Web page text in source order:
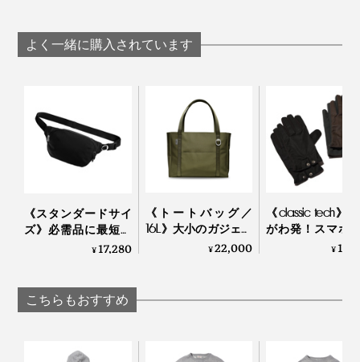
1937〜1938 FALL & WINTER CATALOG
また、アイビーリーグの大学名や個人名が胸に印刷され
りのあるアイビーリーグの学生たちに支持されていたこ
とが想像できます。
Made in Japanで｜
A.G. Spalding & Bros
Made in Japanで｜
A.G. Spalding & Bros
よく一緒に購入されています
《スタンダードサイ
ズ》必需品に最短ア
クセス、誰でも整理
Orbitkey
¥17,280
《トートバッグ／
16L》大小のガジェッ
トに住所が決まる、
¥22,000
《classic tech》
がわ発！スマホ
える、タフでホ
¥
こちらもおすすめ